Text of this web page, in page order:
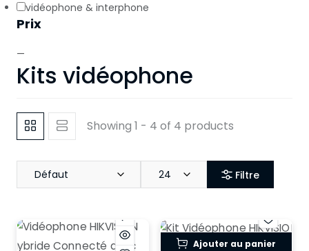
vidéophone & interphone
Prix
—
Kits vidéophone
Showing 1 - 4 of 4 products
Défaut 24 Filtre
Ajouter au panier